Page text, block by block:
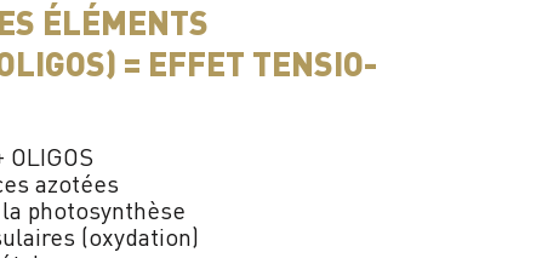
ÉLÉMENTS
= EFFET TENSIO-
azotées
photosynthèse
(oxydation)